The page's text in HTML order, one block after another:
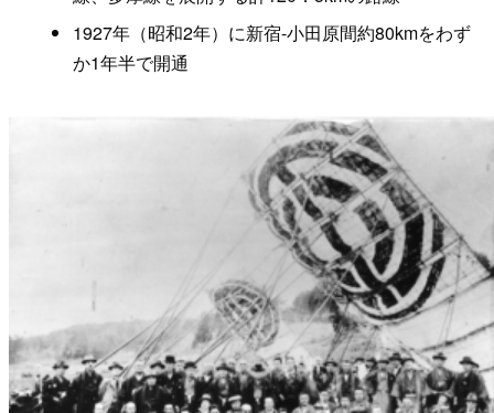
1927年（昭和2年）に新宿-小田原間約80kmをわず
か1年半で開通